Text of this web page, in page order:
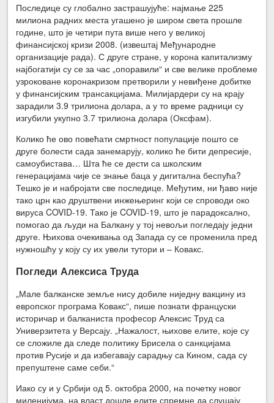
Последице су глобално застрашујуће: најмање 225
милиона радних места угашено је широм света прошле
године, што је четири пута више него у великој
финансијској кризи 2008. (извештај Међународне
организације рада). С друге стране, у корона капитализму
најбогатији су се за час „опоравили“ и све велике проблеме
узроковане коронакризом претворили у невиђене добитке
у финансијским трансакцијама. Милијардери су на крају
зарадили 3.9 трилиона долара, а у то време радници су
изгубили укупно 3.7 трилиона долара (Оксфам).
Колико ће ово повећати смртност популације пошто се
друге болести сада занемарују, колико ће бити депресије,
самоубистава… Шта ће се дести са школским
генерацијама чије се знање баца у дигитална беспућа?
Тешко је и набројати све последице. Међутим, ни ђаво није
тако црн као друштвени инжењеринг који се спроводи око
вируса COVID-19. Тако је COVID-19, што је парадоксално,
помогао да људи на Балкану у тој невољи погледају једни
друге. Њихова очекивања од Запада су се променила пред
нужношћу у коју су их увели тутори и – Ковакс.
Погледи Алексиса Труда
„Мале балканске земље нису добиле ниједну вакцину из
европског програма Ковакс“, пише познати француски
историчар и балканиста професор Алексис Труд са
Универзитета у Версају. „Нажалост, њихове елите, које су
се сложиле да следе политику Брисела о санкцијама
против Русије и да избегавају сарадњу са Кином, сада су
препуштене саме себи.“
Иако су и у Србији од 5. октобра 2000, на почетку новог
миленијума, на власт дошле елите спремне да слушају